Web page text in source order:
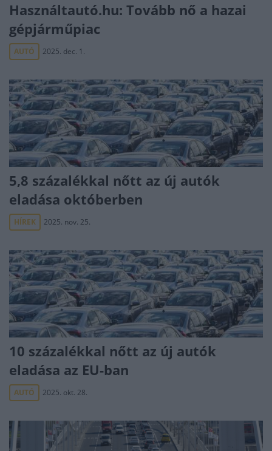
Használtautó.hu: Tovább nő a hazai
gépjárműpiac
AUTÓ 2025. dec. 1.
5,8 százalékkal nőtt az új autók
eladása októberben
HÍREK 2025. nov. 25.
10 százalékkal nőtt az új autók
eladása az EU-ban
AUTÓ 2025. okt. 28.